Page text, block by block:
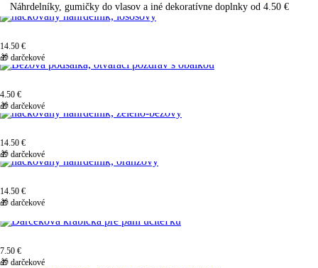
Náhrdelníky, gumičky do vlasov a iné dekoratívne doplnky od 4.50 €
14.50 €
🎁 darčekové
4.50 €
🎁 darčekové
14.50 €
🎁 darčekové
14.50 €
🎁 darčekové
7.50 €
🎁 darčekové